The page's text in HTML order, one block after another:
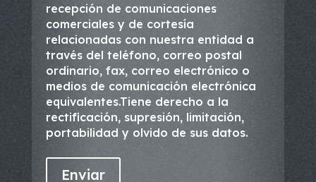
recepción de comunicaciones
comerciales y de cortesía
relacionadas con nuestra entidad a
través del teléfono, correo postal
ordinario, fax, correo electrónico o
medios de comunicación electrónica
equivalentes.Tiene derecho a la
rectificación, supresión, limitación,
portabilidad y olvido de sus datos.